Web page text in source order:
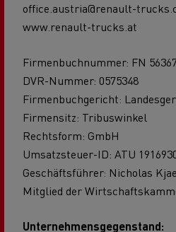
office.austria@renault-
www.renault-trucks.at
Firmenbuchnummer: FN
DVR-Nummer: 0575348
Firmenbuchgericht:
Firmensitz: Tribuswinkel
Rechtsform: GmbH
Umsatzsteuer-ID: ATU
Geschäftsführer: Nicholas
Mitglied der
Unternehmensgegenstand: